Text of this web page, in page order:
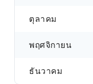
ตุลาคม
พฤศจิกายน
ธันวาคม